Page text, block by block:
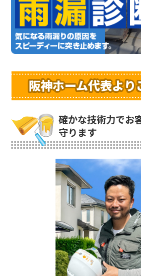
阪神ホーム代表より
確かな技術力でお
守ります